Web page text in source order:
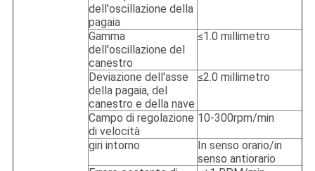
dell'oscillazione della
pagaia
Gamma
dell'oscillazione del
canestro
≤1.0 millimetro
Deviazione dell'asse
della pagaia, del
canestro e della nave
≤2.0 millimetro
Campo di regolazione
di velocità
10-300rpm/min
giri intorno
In senso orario/in
senso antiorario